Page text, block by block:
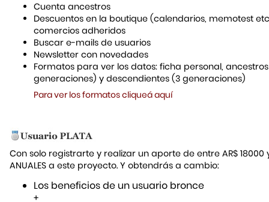
Cuenta ancestros
Descuentos en la boutique (calendarios, memotest
comercios adheridos
Buscar e-mails de usuarios
Newsletter con novedades
Formatos para ver los datos: ficha personal,
generaciones) y descendientes (3 generaciones)
Para ver los formatos cliqueá aquí
Con solo registrarte y realizar un aporte de entre AR$ 18000
ANUALES a este proyecto. Y obtendrás a cambio:
Los beneficios de un usuario bronce
+